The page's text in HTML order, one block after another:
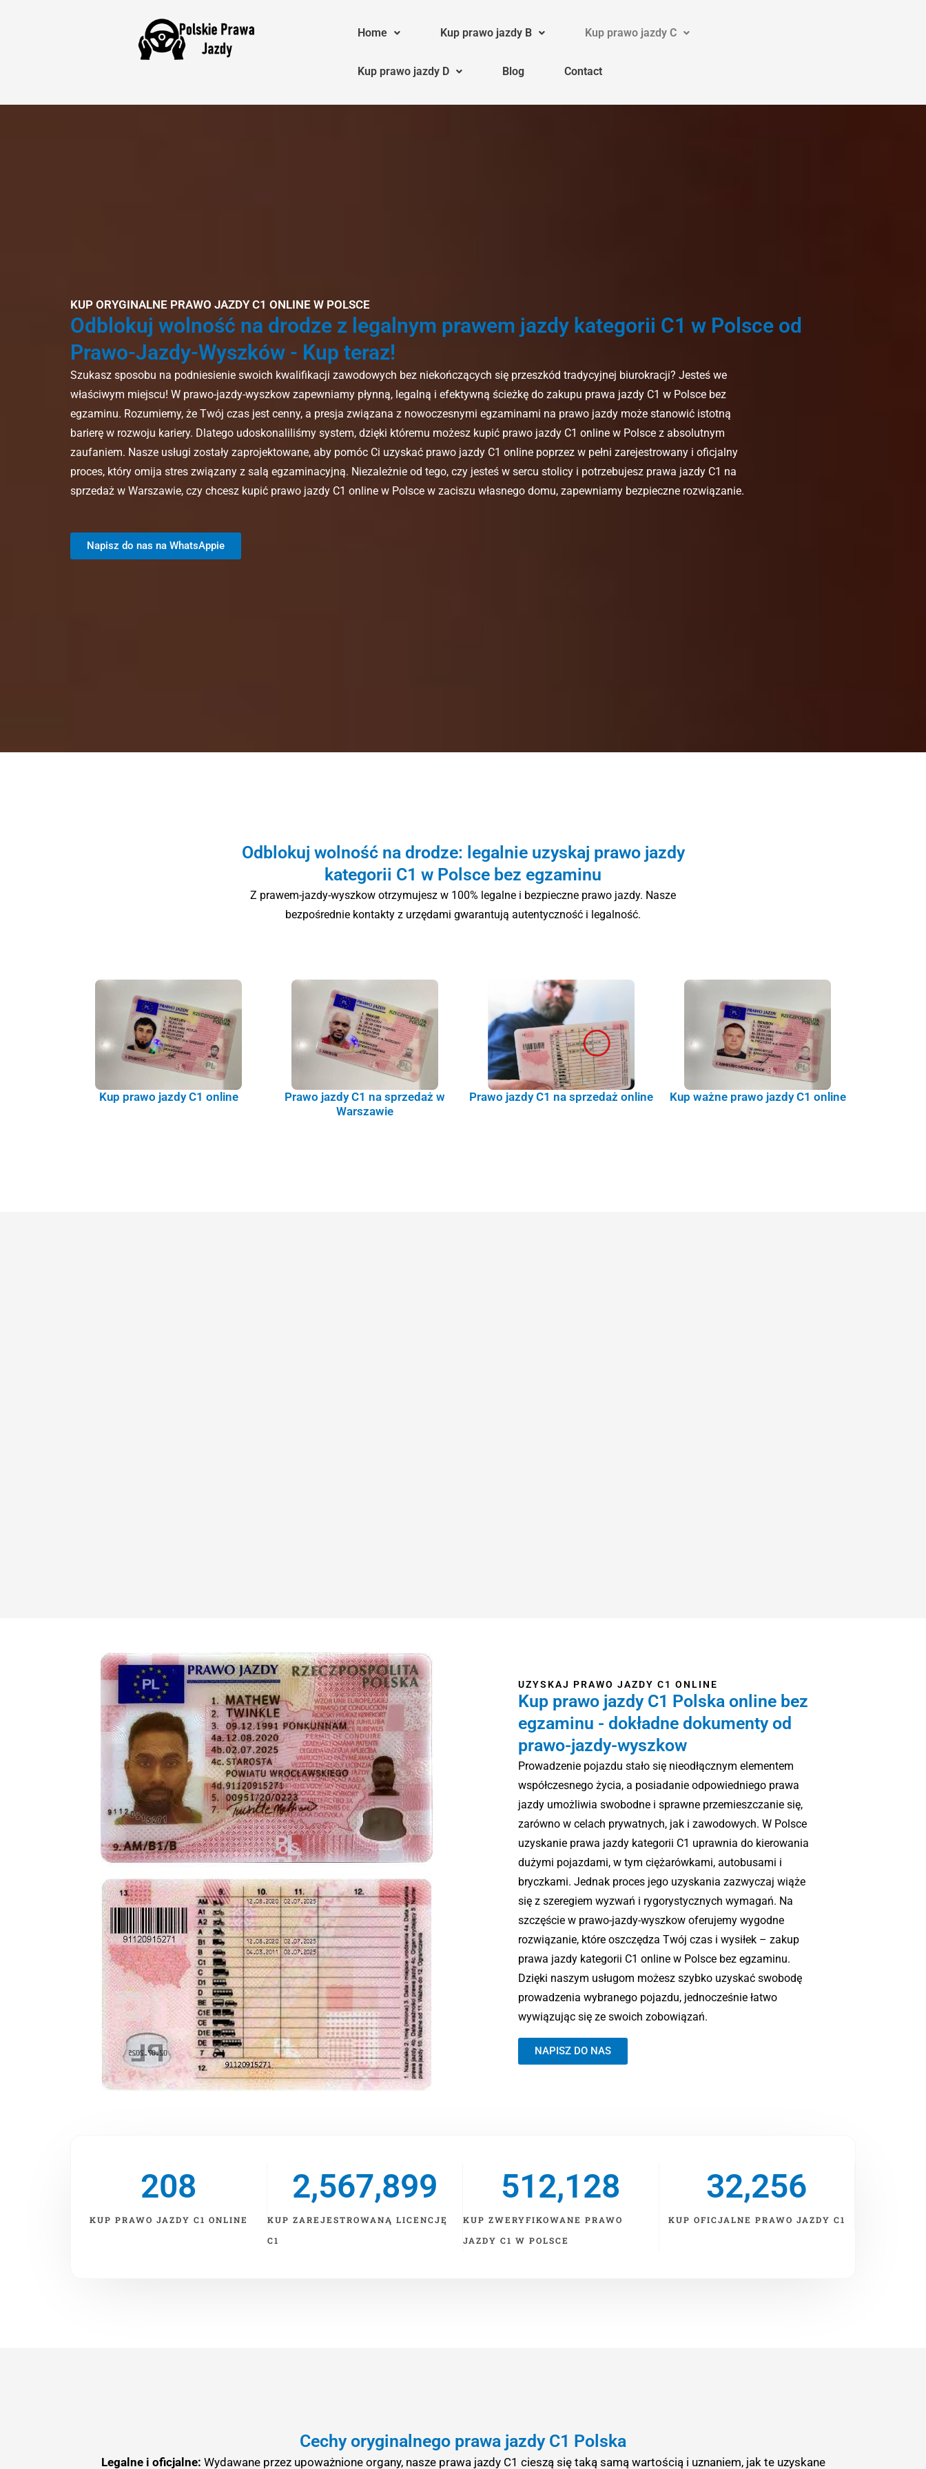
Home Kup prawo jazdy B Kup prawo jazdy C
Kup prawo jazdy D Blog Contact
KUP ORYGINALNE PRAWO JAZDY C1 ONLINE W POLSCE
Odblokuj wolność na drodze z legalnym prawem jazdy kategorii C1 w Polsce od
Prawo-Jazdy-Wyszków - Kup teraz!
Szukasz sposobu na podniesienie swoich kwalifikacji zawodowych bez niekończących się przeszkód tradycyjnej biurokracji? Jesteś we
właściwym miejscu! W prawo-jazdy-wyszkow zapewniamy płynną, legalną i efektywną ścieżkę do zakupu prawa jazdy C1 w Polsce bez
egzaminu. Rozumiemy, że Twój czas jest cenny, a presja związana z nowoczesnymi egzaminami na prawo jazdy może stanowić istotną
barierę w rozwoju kariery. Dlatego udoskonaliliśmy system, dzięki któremu możesz kupić prawo jazdy C1 online w Polsce z absolutnym
zaufaniem. Nasze usługi zostały zaprojektowane, aby pomóc Ci uzyskać prawo jazdy C1 online poprzez w pełni zarejestrowany i oficjalny
proces, który omija stres związany z salą egzaminacyjną. Niezależnie od tego, czy jesteś w sercu stolicy i potrzebujesz prawa jazdy C1 na
sprzedaż w Warszawie, czy chcesz kupić prawo jazdy C1 online w Polsce w zaciszu własnego domu, zapewniamy bezpieczne rozwiązanie.
Napisz do nas na WhatsAppie
Odblokuj wolność na drodze: legalnie uzyskaj prawo jazdy
kategorii C1 w Polsce bez egzaminu
Z prawem-jazdy-wyszkow otrzymujesz w 100% legalne i bezpieczne prawo jazdy. Nasze
bezpośrednie kontakty z urzędami gwarantują autentyczność i legalność.
Kup prawo jazdy C1 online
Prawo jazdy C1 na sprzedaż w
Warszawie
Prawo jazdy C1 na sprzedaż online Kup ważne prawo jazdy C1 online
UZYSKAJ PRAWO JAZDY C1 ONLINE
Kup prawo jazdy C1 Polska online bez
egzaminu - dokładne dokumenty od
prawo-jazdy-wyszkow
Prowadzenie pojazdu stało się nieodłącznym elementem
współczesnego życia, a posiadanie odpowiedniego prawa
jazdy umożliwia swobodne i sprawne przemieszczanie się,
zarówno w celach prywatnych, jak i zawodowych. W Polsce
uzyskanie prawa jazdy kategorii C1 uprawnia do kierowania
dużymi pojazdami, w tym ciężarówkami, autobusami i
bryczkami. Jednak proces jego uzyskania zazwyczaj wiąże
się z szeregiem wyzwań i rygorystycznych wymagań. Na
szczęście w prawo-jazdy-wyszkow oferujemy wygodne
rozwiązanie, które oszczędza Twój czas i wysiłek – zakup
prawa jazdy kategorii C1 online w Polsce bez egzaminu.
Dzięki naszym usługom możesz szybko uzyskać swobodę
prowadzenia wybranego pojazdu, jednocześnie łatwo
wywiązując się ze swoich zobowiązań.
NAPISZ DO NAS
KUP PRAWO JAZDY C1 ONLINE
208
KUP ZAREJESTROWANĄ LICENCJĘ
C1
2,567,899
KUP ZWERYFIKOWANE PRAWO
JAZDY C1 W POLSCE
512,128
KUP OFICJALNE PRAWO JAZDY C1
32,256
Cechy oryginalnego prawa jazdy C1 Polska
Legalne i oficjalne: Wydawane przez upoważnione organy, nasze prawa jazdy C1 cieszą się taką samą wartością i uznaniem, jak te uzyskane